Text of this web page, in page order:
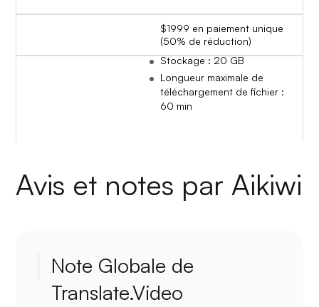
$1999 en paiement unique
(50% de réduction)
Stockage : 20 GB
Longueur maximale de
téléchargement de fichier :
60 min
Avis et notes par Aikiwi
Note Globale de
Translate.Video